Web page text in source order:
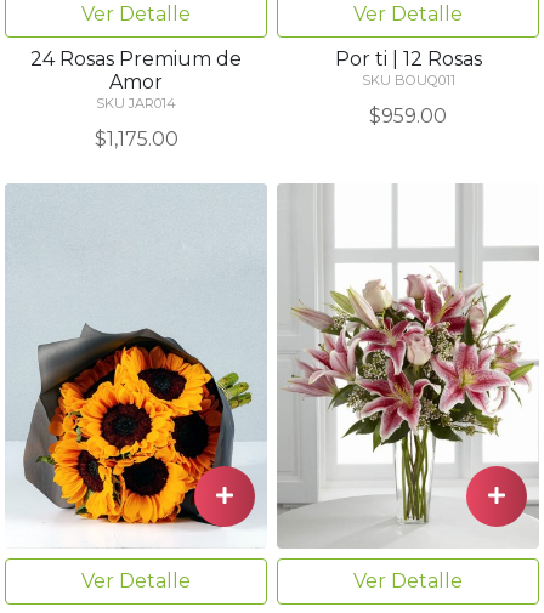
Ver Detalle
24 Rosas Premium de
Amor
SKU JAR014
$1,175.00
Ver Detalle
Por ti | 12 Rosas
SKU BOUQ011
$959.00
Ver Detalle
Ver Detalle